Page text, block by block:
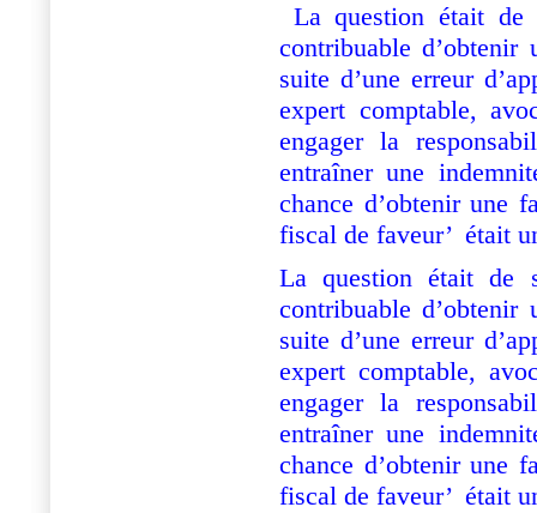
La question était de
contribuable
suite d’une erreur
expert comptable,
engager la
entraîner une
chance d’obtenir une
fiscal de faveur’ était
La question était de
contribuable
suite d’une erreur
expert comptable,
engager la
entraîner une
chance d’obtenir une
fiscal de faveur’ était